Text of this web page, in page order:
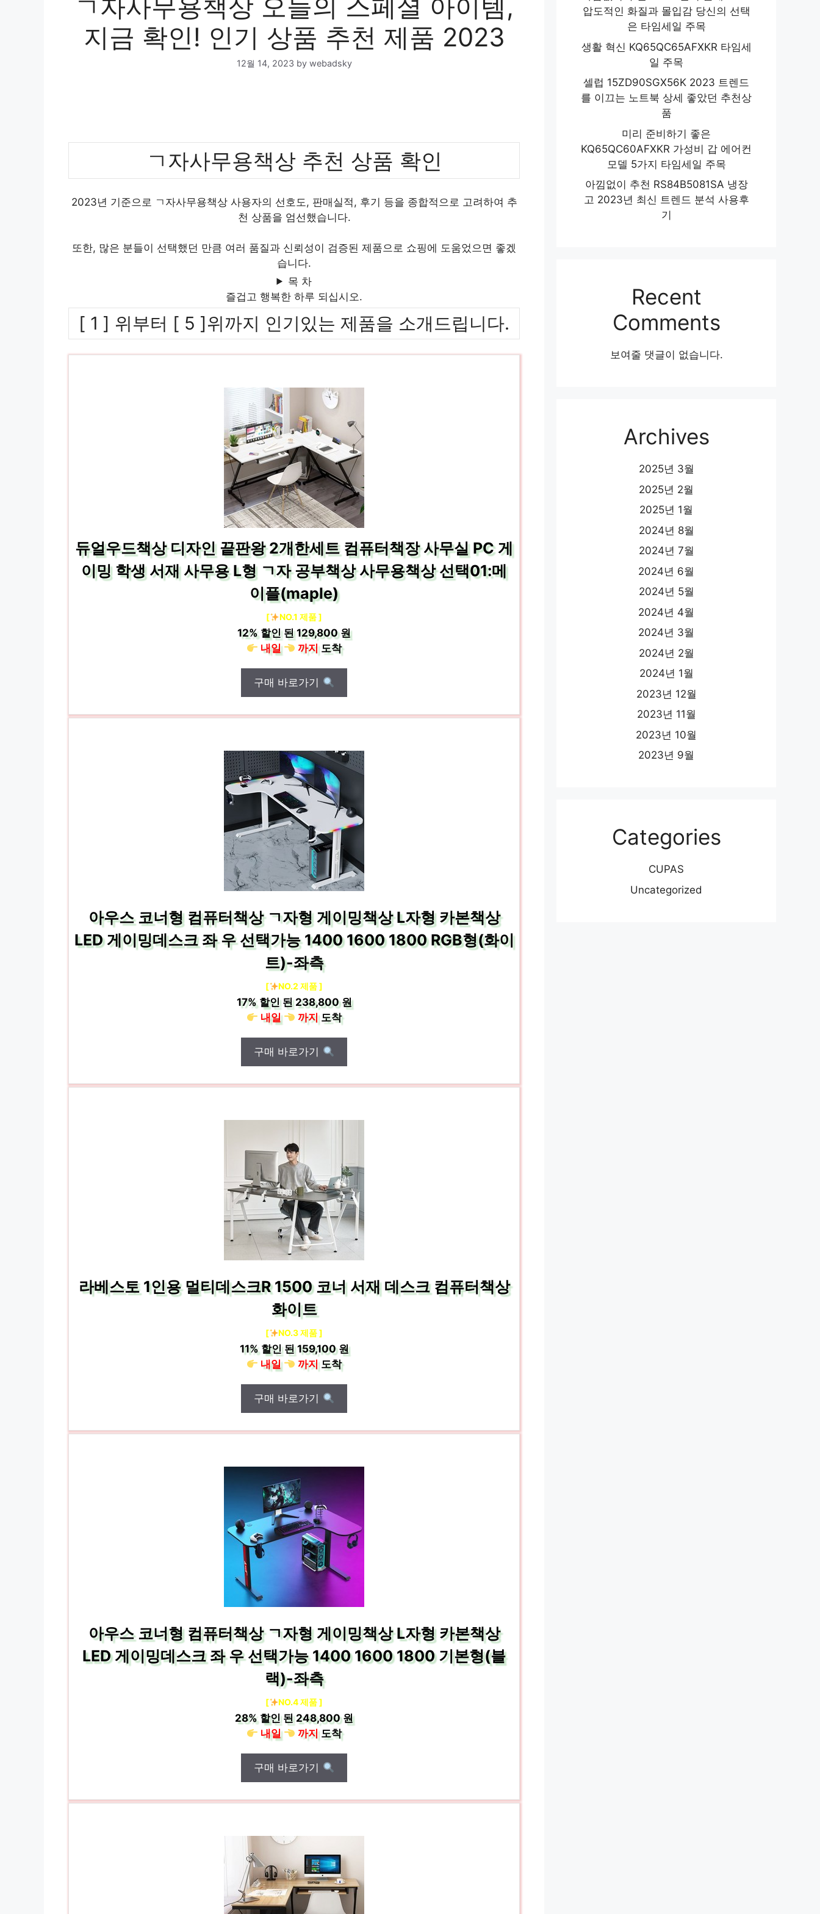
ㄱ자사무용책상 오늘의 스페셜 아이템,
지금 확인! 인기 상품 추천 제품 2023
12월 14, 2023 by webadsky
ㄱ자사무용책상 추천 상품 확인
2023년 기준으로 ㄱ자사무용책상 사용자의 선호도, 판매실적, 후기 등을 종합적으로 고려하여 추
천 상품을 엄선했습니다.
또한, 많은 분들이 선택했던 만큼 여러 품질과 신뢰성이 검증된 제품으로 쇼핑에 도움었으면 좋겠
습니다.
목 차
즐겁고 행복한 하루 되십시오.
[ 1 ] 위부터 [ 5 ]위까지 인기있는 제품을 소개드립니다.
듀얼우드책상 디자인 끝판왕 2개한세트 컴퓨터책장 사무실 PC 게
이밍 학생 서재 사무용 L형 ㄱ자 공부책상 사무용책상 선택01:메
이플(maple)
[ NO.1 제품 ]
12%할인 된129,800 원
내일
까지도착
구매 바로가기
아우스 코너형 컴퓨터책상 ㄱ자형 게이밍책상 L자형 카본책상
LED 게이밍데스크 좌 우 선택가능 1400 1600 1800 RGB형(화이
트)-좌측
[ NO.2 제품 ]
17%할인 된238,800 원
내일
까지도착
구매 바로가기
라베스토 1인용 멀티데스크R 1500 코너 서재 데스크 컴퓨터책상
화이트
[ NO.3 제품 ]
11%할인 된159,100 원
내일
까지도착
구매 바로가기
아우스 코너형 컴퓨터책상 ㄱ자형 게이밍책상 L자형 카본책상
LED 게이밍데스크 좌 우 선택가능 1400 1600 1800 기본형(블
랙)-좌측
[ NO.4 제품 ]
28%할인 된248,800 원
내일
까지도착
구매 바로가기
압도적인 화질과 몰입감 당신의 선택
은 타임세일 주목
생활 혁신 KQ65QC65AFXKR 타임세
일 주목
셀럽 15ZD90SGX56K 2023 트렌드
를 이끄는 노트북 상세 좋았던 추천상
품
미리 준비하기 좋은
KQ65QC60AFXKR 가성비 갑 에어컨
모델 5가지 타임세일 주목
아낌없이 추천 RS84B5081SA 냉장
고 2023년 최신 트렌드 분석 사용후
기
Recent
Comments
보여줄 댓글이 없습니다.
Archives
2025년 3월
2025년 2월
2025년 1월
2024년 8월
2024년 7월
2024년 6월
2024년 5월
2024년 4월
2024년 3월
2024년 2월
2024년 1월
2023년 12월
2023년 11월
2023년 10월
2023년 9월
Categories
CUPAS
Uncategorized